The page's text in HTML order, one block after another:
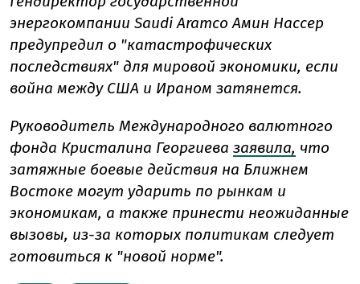
энергокомпании Saudi Aramco Амин Нассер
предупредил о "катастрофических
последствиях" для мировой экономики, если
война между США и Ираном затянется.
Руководитель Международного валютного
фонда Кристалина Георгиева заявила, что
затяжные боевые действия на Ближнем
Востоке могут ударить по рынкам и
экономикам, а также принести неожиданные
вызовы, из-за которых политикам следует
готовиться к "новой норме".